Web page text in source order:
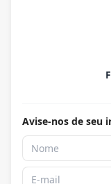
Avise-nos de seu